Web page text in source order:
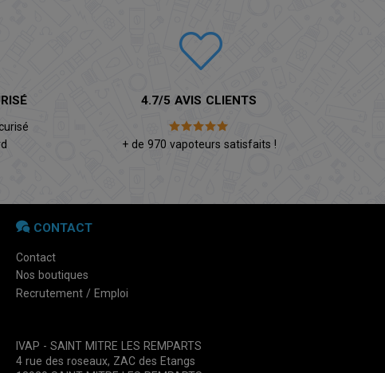
4.7/5 AVIS CLIENTS
+ de 970 vapoteurs satisfaits !
CONTACT
Contact
Nos boutiques
Recrutement / Emploi
IVAP - SAINT MITRE LES REMPARTS
4 rue des roseaux, ZAC des Etangs